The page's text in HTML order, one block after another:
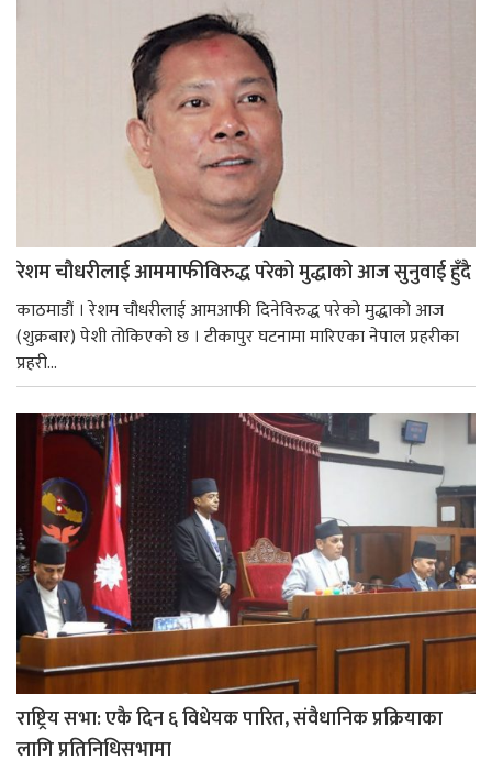
रेशम चौधरीलाई आममाफीविरुद्ध परेको मुद्धाको आज सुनुवाई हुँदै
काठमाडौं । रेशम चौधरीलाई आमआफी दिनेविरुद्ध परेको मुद्धाको आज
(शुक्रबार) पेशी तोकिएको छ । टीकापुर घटनामा मारिएका नेपाल प्रहरीका
प्रहरी...
राष्ट्रिय सभा: एकै दिन ६ विधेयक पारित, संवैधानिक प्रक्रियाका
लागि प्रतिनिधिसभामा